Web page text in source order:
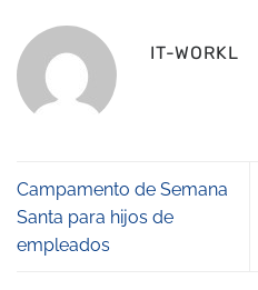
IT-WORKL
Campamento de Semana
Santa para hijos de
empleados